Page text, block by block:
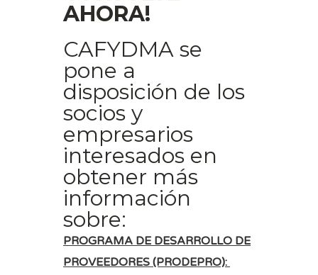
AHORA!
CAFYDMA se
pone a
disposición de los
socios y
empresarios
interesados en
obtener más
información
sobre:
PROGRAMA DE DESARROLLO DE
PROVEEDORES (PRODEPRO):